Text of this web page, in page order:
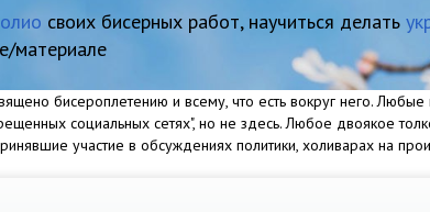
своих бисерных работ, научиться делать
материале
бисероплетению и всему, что есть вокруг него.
социальных сетях", но не здесь. Любое двоякое
участие в обсуждениях политики, холиварах на